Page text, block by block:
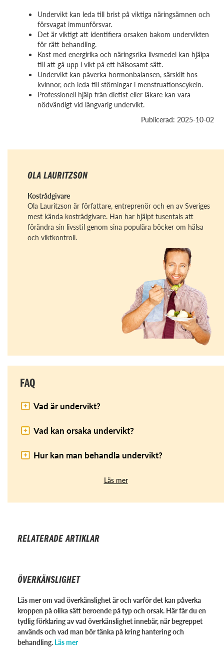
Undervikt kan leda till brist på viktiga näringsämnen och
försvagat immunförsvar.
Det är viktigt att identifiera orsaken bakom undervikten
för rätt behandling.
Kost med energirika och näringsrika livsmedel kan hjälpa
till att gå upp i vikt på ett hälsosamt sätt.
Undervikt kan påverka hormonbalansen, särskilt hos
kvinnor, och leda till störningar i menstruationscykeln.
Professionell hjälp från dietist eller läkare kan vara
nödvändigt vid långvarig undervikt.
Publicerad: 2025-10-02
OLA LAURITZSON
Kostrådgivare
Ola Lauritzson är författare, entreprenör och en av Sveriges
mest kända kostrådgivare. Han har hjälpt tusentals att
förändra sin livsstil genom sina populära böcker om hälsa
och viktkontroll.
FAQ
Vad är undervikt?
Vad kan orsaka undervikt?
Hur kan man behandla undervikt?
Läs mer
RELATERADE ARTIKLAR
ÖVERKÄNSLIGHET
Läs mer om vad överkänslighet är och varför det kan påverka
kroppen på olika sätt beroende på typ och orsak. Här får du en
tydlig förklaring av vad överkänslighet innebär, när begreppet
används och vad man bör tänka på kring hantering och
behandling. Läs mer